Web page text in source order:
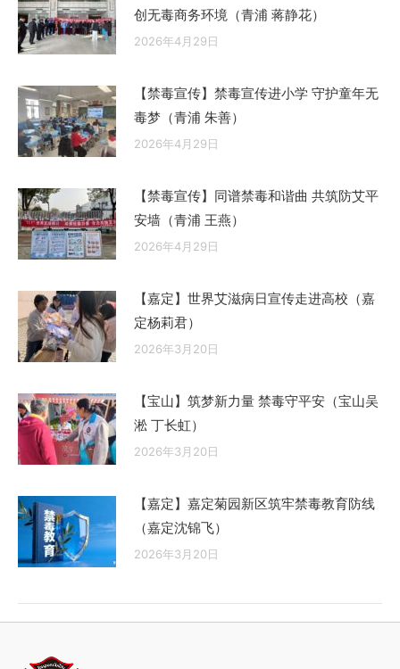
创无毒商务环境（青浦 蒋静花）
2026年4月29日
【禁毒宣传】禁毒宣传进小学 守护童年无
毒梦（青浦 朱善）
2026年4月29日
【禁毒宣传】同谱禁毒和谐曲 共筑防艾平
安墙（青浦 王燕）
2026年4月29日
【嘉定】世界艾滋病日宣传走进高校（嘉
定杨莉君）
2026年3月20日
【宝山】筑梦新力量 禁毒守平安（宝山吴
淞 丁长虹）
2026年3月20日
【嘉定】嘉定菊园新区筑牢禁毒教育防线
（嘉定沈锦飞）
2026年3月20日